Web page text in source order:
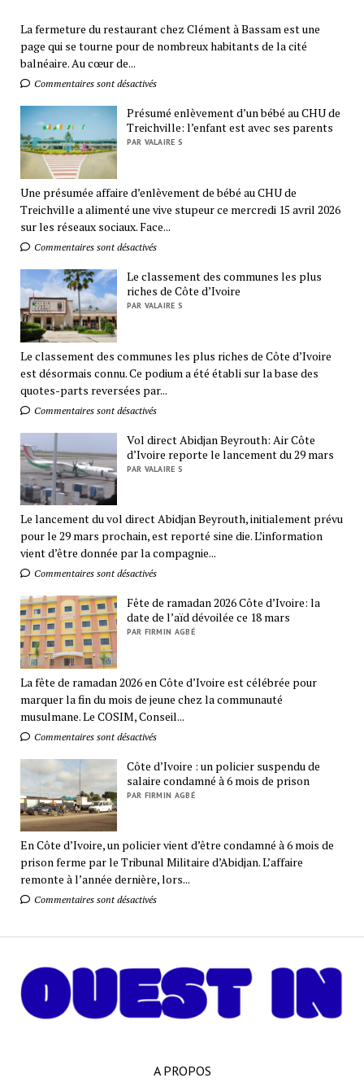
La fermeture du restaurant chez Clément à Bassam est une
page qui se tourne pour de nombreux habitants de la cité
balnéaire. Au cœur de...
Commentaires sont désactivés
Présumé enlèvement d’un bébé au CHU de
Treichville: l’enfant est avec ses parents
PAR VALAIRE S
Une présumée affaire d’enlèvement de bébé au CHU de
Treichville a alimenté une vive stupeur ce mercredi 15 avril 2026
sur les réseaux sociaux. Face...
Commentaires sont désactivés
Le classement des communes les plus
riches de Côte d’Ivoire
PAR VALAIRE S
Le classement des communes les plus riches de Côte d’Ivoire
est désormais connu. Ce podium a été établi sur la base des
quotes-parts reversées par...
Commentaires sont désactivés
Vol direct Abidjan Beyrouth: Air Côte
d’Ivoire reporte le lancement du 29 mars
PAR VALAIRE S
Le lancement du vol direct Abidjan Beyrouth, initialement prévu
pour le 29 mars prochain, est reporté sine die. L’information
vient d’être donnée par la compagnie...
Commentaires sont désactivés
Fête de ramadan 2026 Côte d’Ivoire: la
date de l’aïd dévoilée ce 18 mars
PAR FIRMIN AGBÉ
La fête de ramadan 2026 en Côte d’Ivoire est célébrée pour
marquer la fin du mois de jeune chez la communauté
musulmane. Le COSIM, Conseil...
Commentaires sont désactivés
Côte d’Ivoire : un policier suspendu de
salaire condamné à 6 mois de prison
PAR FIRMIN AGBÉ
En Côte d’Ivoire, un policier vient d’être condamné à 6 mois de
prison ferme par le Tribunal Militaire d’Abidjan. L’affaire
remonte à l’année dernière, lors...
Commentaires sont désactivés
A PROPOS